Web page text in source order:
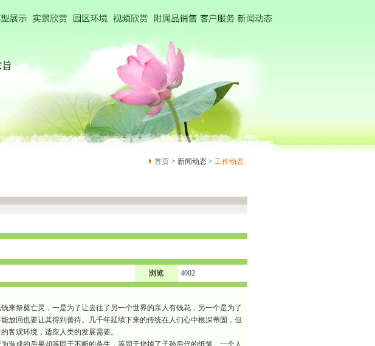
首页 > 新闻动态 > 工作动态
浏览 4002
来祭奠亡灵，一是为了让去往了另一个世界的亲人有钱花，另一个是为了
放回也要让其得到善待。几千年延续下来的传统在人们心中根深蒂固，但
客观环境，适应人类的发展需要。
造成的后果却等同于不断的杀生，等同于烧掉了子孙后代的纸笔。一个人